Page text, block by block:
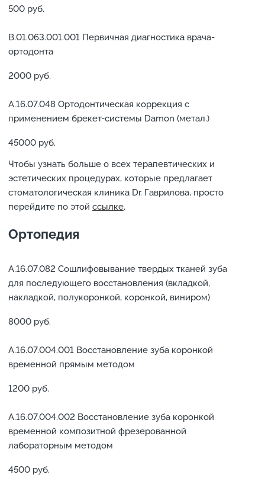
500 руб.
В.01.063.001.001 Первичная диагностика врача-
ортодонта
2000 руб.
А.16.07.048 Ортодонтическая коррекция с
применением брекет-системы Damon (метал.)
45000 руб.
Чтобы узнать больше о всех терапевтических и
эстетических процедурах, которые предлагает
стоматологическая клиника Dr. Гаврилова, просто
перейдите по этой ссылке.
Ортопедия
А.16.07.082 Сошлифовывание твердых тканей зуба
для последующего восстановления (вкладкой,
накладкой, полукоронкой, коронкой, виниром)
8000 руб.
А.16.07.004.001 Восстановление зуба коронкой
временной прямым методом
1200 руб.
А.16.07.004.002 Восстановление зуба коронкой
временной композитной фрезерованной
лабораторным методом
4500 руб.